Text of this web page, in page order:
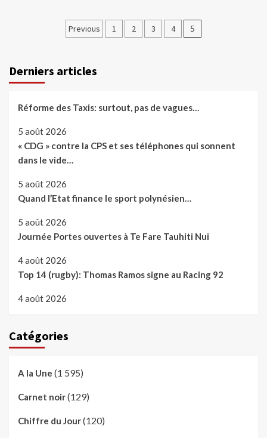
Pagination
publications
Previous 1 2 3 4 5
Derniers articles
Réforme des Taxis: surtout, pas de vagues…
5 août 2026
« CDG » contre la CPS et ses téléphones qui sonnent
dans le vide…
5 août 2026
Quand l’Etat finance le sport polynésien…
5 août 2026
Journée Portes ouvertes à Te Fare Tauhiti Nui
4 août 2026
Top 14 (rugby): Thomas Ramos signe au Racing 92
4 août 2026
Catégories
A la Une (1 595)
Carnet noir(129)
Chiffre du Jour(120)